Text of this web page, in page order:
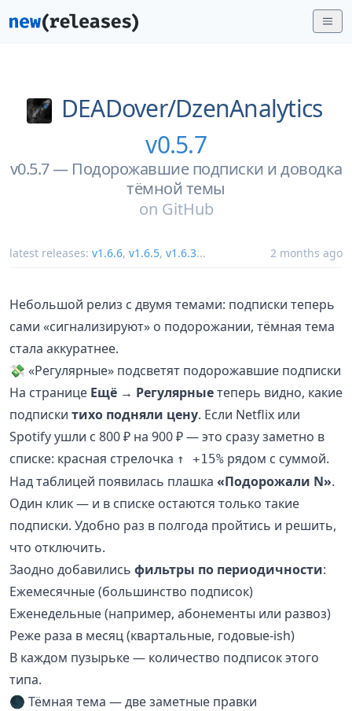
DEADover/DzenAnalytics
v0.5.7
v0.5.7 — Подорожавшие подписки и доводка
тёмной темы
on GitHub
latest releases: v1.6.6, v1.6.5, v1.6.3... 2 months ago
Небольшой релиз с двумя темами: подписки теперь
сами «сигнализируют» о подорожании, тёмная тема
стала аккуратнее.
💸 «Регулярные» подсветят подорожавшие подписки
На странице Ещё → Регулярныетеперь видно, какие
подписки тихо подняли цену. Если Netflix или
Spotify ушли с 800 ₽ на 900 ₽ — это сразу заметно в
списке: красная стрелочка ↑ +15% рядом с суммой.
Над таблицей появилась плашка «Подорожали N».
Один клик — и в списке остаются только такие
подписки. Удобно раз в полгода пройтись и решить,
что отключить.
Заодно добавились фильтры по периодичности:
Ежемесячные (большинство подписок)
Еженедельные (например, абонементы или развоз)
Реже раза в месяц (квартальные, годовые-ish)
В каждом пузырьке — количество подписок этого
типа.
🌑 Тёмная тема — две заметные правки